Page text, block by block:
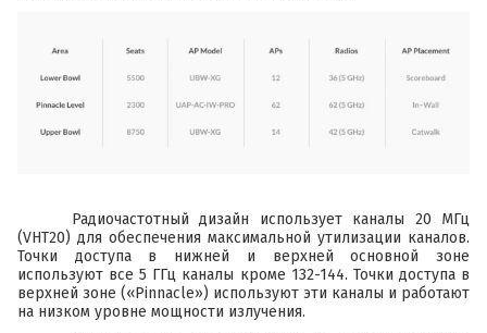
Радиочастотный дизайн использует каналы 20 МГц
(VHT20) для обеспечения максимальной утилизации каналов.
Точки доступа в нижней и верхней основной зоне
используют все 5 ГГц каналы кроме 132-144. Точки доступа в
верхней зоне («Pinnacle») используют эти каналы и работают
на низком уровне мощности излучения.